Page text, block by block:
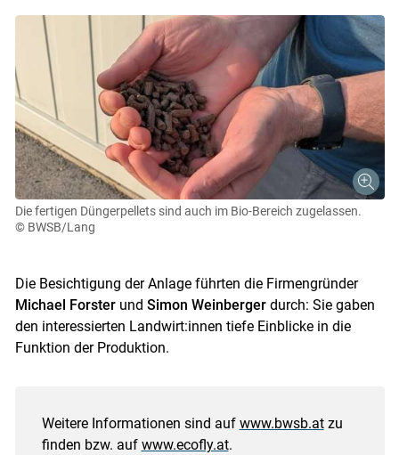
Die fertigen Düngerpellets sind auch im Bio-Bereich zugelassen.
© BWSB/Lang
Die Besichtigung der Anlage führten die Firmengründer
Michael Forsterund Simon Weinbergerdurch: Sie gaben
den interessierten Landwirt:innen tiefe Einblicke in die
Funktion der Produktion.
Weitere Informationen sind auf www.bwsb.atzu
finden bzw. auf www.ecofly.at.